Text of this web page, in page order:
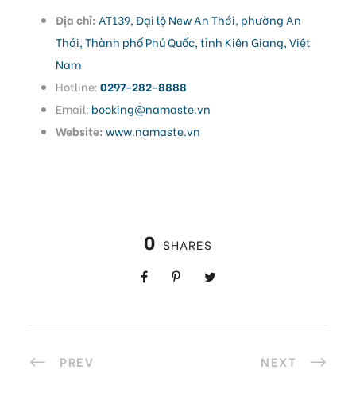
Địa chỉ: AT139, Đại lộ New An Thới, phường An
Thới, Thành phố Phú Quốc, tỉnh Kiên Giang, Việt
Nam
Hotline:0297-282-8888
Email: booking@namaste.vn
Website: www.namaste.vn
0 SHARES
PREV NEXT